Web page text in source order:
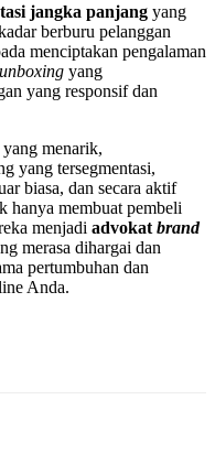
jangka panjang yang
berburu pelanggan
menciptakan pengalaman
unboxing yang
yang responsif dan
menarik,
yang tersegmentasi,
biasa, dan secara aktif
hanya membuat pembeli
menjadi advokat brand
merasa dihargai dan
pertumbuhan dan
Anda.